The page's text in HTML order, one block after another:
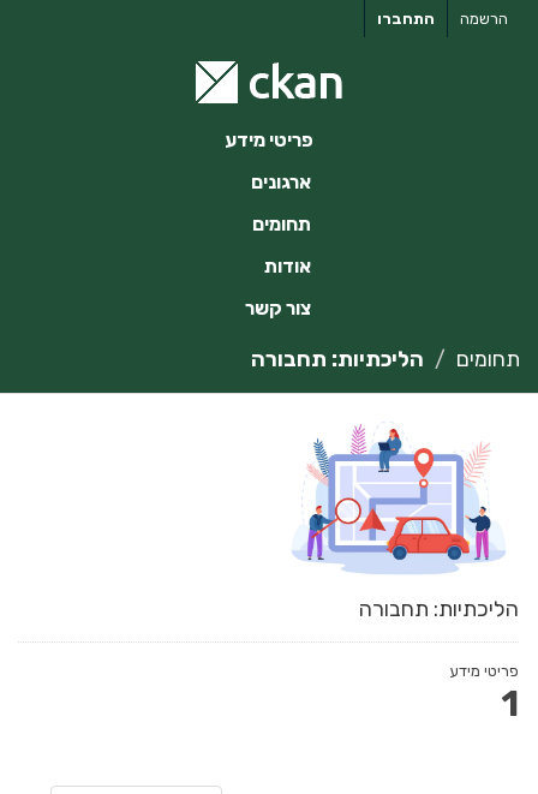
התחברו הרשמה
פריטי מידע
ארגונים
תחומים
אודות
צור קשר
תחומים הליכתיות: תחבורה
הליכתיות: תחבורה
פריטי מידע
1